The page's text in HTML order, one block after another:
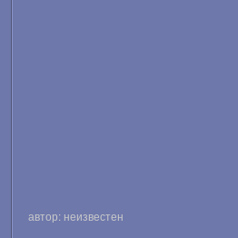
автор: неизвестен